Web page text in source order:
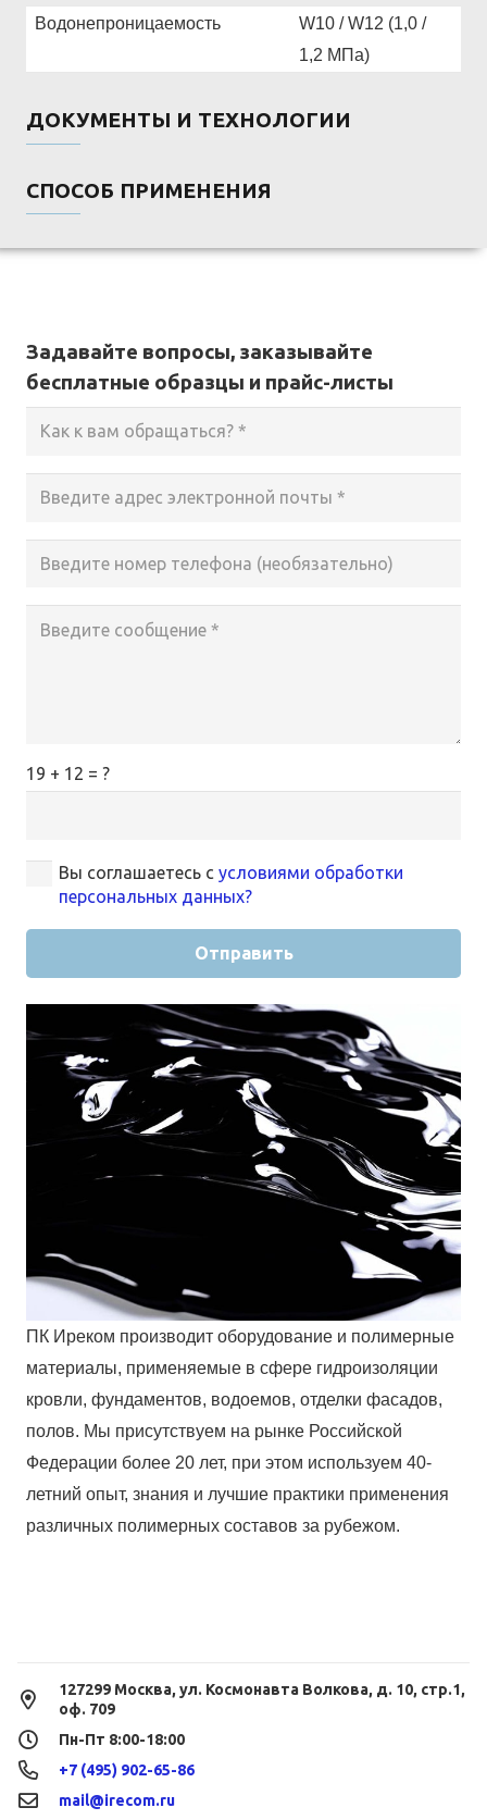
Водонепроницаемость
W10 / W12 (1,0 /
1,2 МПа)
ДОКУМЕНТЫ И ТЕХНОЛОГИИ
СПОСОБ ПРИМЕНЕНИЯ
Задавайте вопросы, заказывайте
бесплатные образцы и прайс-листы
19 + 12 = ?
Вы соглашаетесь сусловиями обработки
персональных данных?
Отправить
ПК Иреком производит оборудование и полимерные
материалы, применяемые в сфере гидроизоляции
кровли, фундаментов, водоемов, отделки фасадов,
полов. Мы присутствуем на рынке Российской
Федерации более 20 лет, при этом используем 40-
летний опыт, знания и лучшие практики применения
различных полимерных составов за рубежом.
127299 Москва, ул. Космонавта Волкова, д. 10, стр.1,
оф. 709
Пн-Пт 8:00-18:00
+7 (495) 902-65-86
mail@irecom.ru